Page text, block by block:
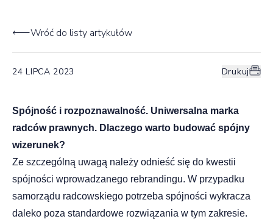
Wróć do listy artykułów
24 LIPCA 2023 Drukuj
Spójność i rozpoznawalność. Uniwersalna marka
radców prawnych. Dlaczego warto budować spójny
wizerunek?
Ze szczególną uwagą należy odnieść się do kwestii
spójności wprowadzanego rebrandingu. W przypadku
samorządu radcowskiego potrzeba spójności wykracza
daleko poza standardowe rozwiązania w tym zakresie.